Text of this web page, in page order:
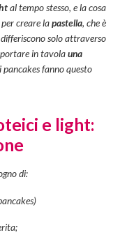
al tempo stesso, e la cosa
creare lapastella, che è
solo attraverso
in tavolauna
pancakes fanno questo
e light:
di: